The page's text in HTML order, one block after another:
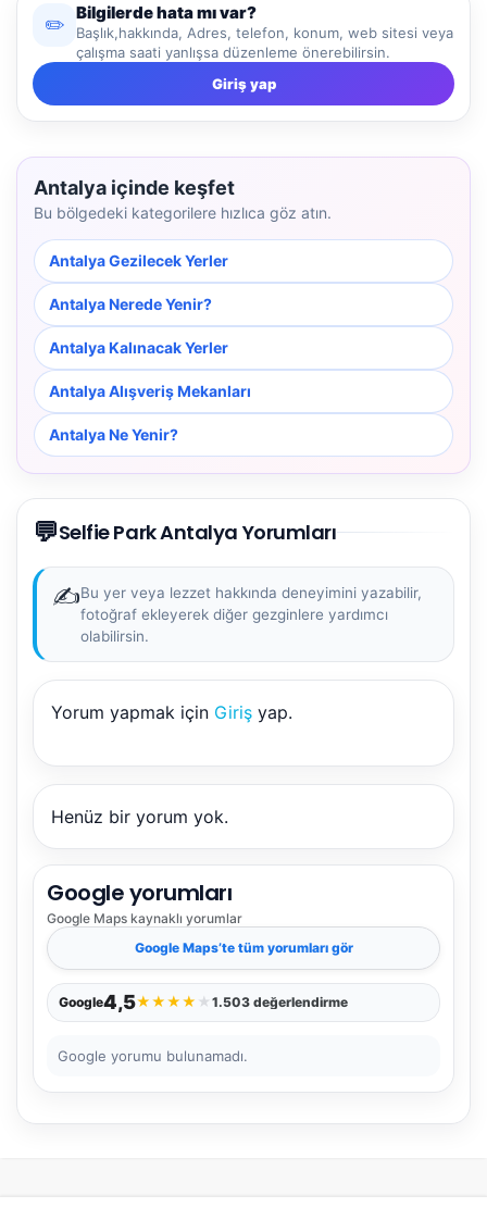
✏️
Bilgilerde hata mı var?
Başlık,hakkında, Adres, telefon, konum, web sitesi veya
çalışma saati yanlışsa düzenleme önerebilirsin.
Giriş yap
Antalya içinde keşfet
Bu bölgedeki kategorilere hızlıca göz atın.
Antalya Gezilecek Yerler
Antalya Nerede Yenir?
Antalya Kalınacak Yerler
Antalya Alışveriş Mekanları
Antalya Ne Yenir?
💬Selfie Park Antalya Yorumları
✍️Bu yer veya lezzet hakkında deneyimini yazabilir,
fotoğraf ekleyerek diğer gezginlere yardımcı
olabilirsin.
Yorum yapmak için Giriş yap.
Henüz bir yorum yok.
Google yorumları
Google Maps kaynaklı yorumlar
Google Maps’te tüm yorumları gör
Google4,5★★★★ ★ 1.503 değerlendirme
Google yorumu bulunamadı.
NBY Akıllı Asistan
AI kullanmadan, sitedeki gerçek yerlerle akıllı rota
önerir.
Şehir / ilçe
🧭 Rehber ⭐ Popüler ✨ İlk kez gelen
🚶 Yürüyüş